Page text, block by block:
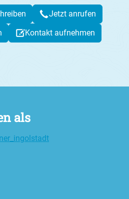
Jetzt anrufen
Kontakt aufnehmen
als